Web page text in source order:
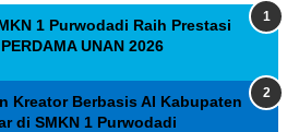
1 Purwodadi Raih Prestasi
UNAN 2026
Kreator Berbasis AI Kabupaten
di SMKN 1 Purwodadi